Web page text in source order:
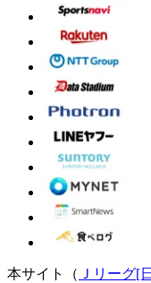
本サイト（ Ｊリーグ[